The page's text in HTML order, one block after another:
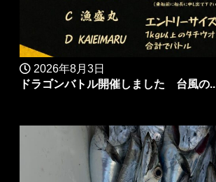
2026年8月3日
ドラゴンバトル開催しました 台風の..